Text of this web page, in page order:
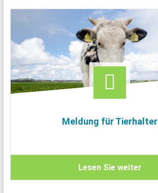
Meldung für Tierhalter
Lesen Sie weiter